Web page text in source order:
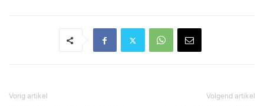
Vorig artikel Volgend artikel